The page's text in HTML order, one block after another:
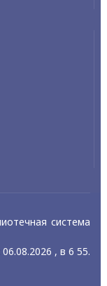
система
, в 6 55.